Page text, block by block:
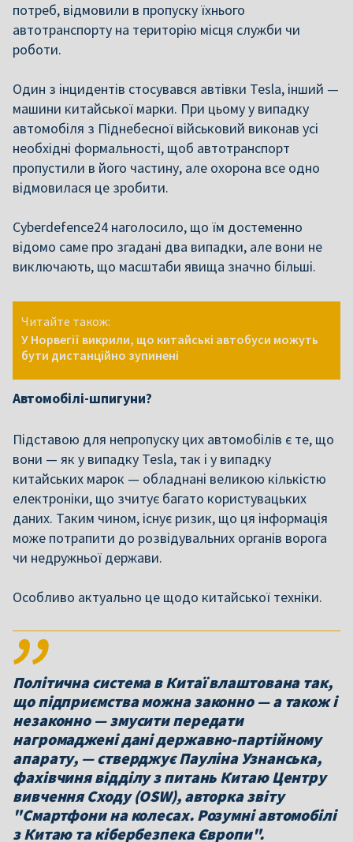
потреб, відмовили в пропуску їхнього
автотранспорту на територію місця служби чи
роботи.
Один з інцидентів стосувався автівки Tesla, інший —
машини китайської марки. При цьому у випадку
автомобіля з Піднебесної військовий виконав усі
необхідні формальності, щоб автотранспорт
пропустили в його частину, але охорона все одно
відмовилася це зробити.
Cyberdefence24 наголосило, що їм достеменно
відомо саме про згадані два випадки, але вони не
виключають, що масштаби явища значно більші.
Читайте також:
У Норвегії викрили, що китайські автобуси можуть
бути дистанційно зупинені
Автомобілі-шпигуни?
Підставою для непропуску цих автомобілів є те, що
вони — як у випадку Tesla, так і у випадку
китайських марок — обладнані великою кількістю
електроніки, що зчитує багато користувацьких
даних. Таким чином, існує ризик, що ця інформація
може потрапити до розвідувальних органів ворога
чи недружньої держави.
Особливо актуально це щодо китайської техніки.
Політична система в Китаї влаштована так,
що підприємства можна законно — а також і
незаконно — змусити передати
нагромаджені дані державно-партійному
апарату, — стверджує Пауліна Узнанська,
фахівчиня відділу з питань Китаю Центру
вивчення Сходу (OSW), авторка звіту
"Смартфони на колесах. Розумні автомобілі
з Китаю та кібербезпека Європи".